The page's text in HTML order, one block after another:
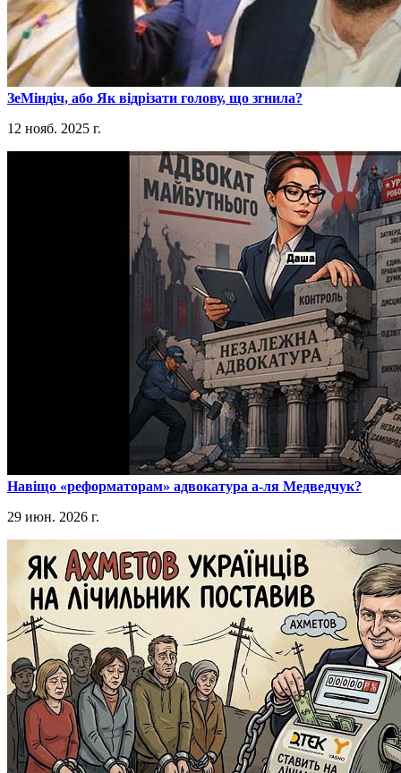
​ЗеМіндіч, або Як відрізати голову, що згнила?
12 нояб. 2025 г.
​Навіщо «реформаторам» адвокатура а-ля Медведчук?
29 июн. 2026 г.